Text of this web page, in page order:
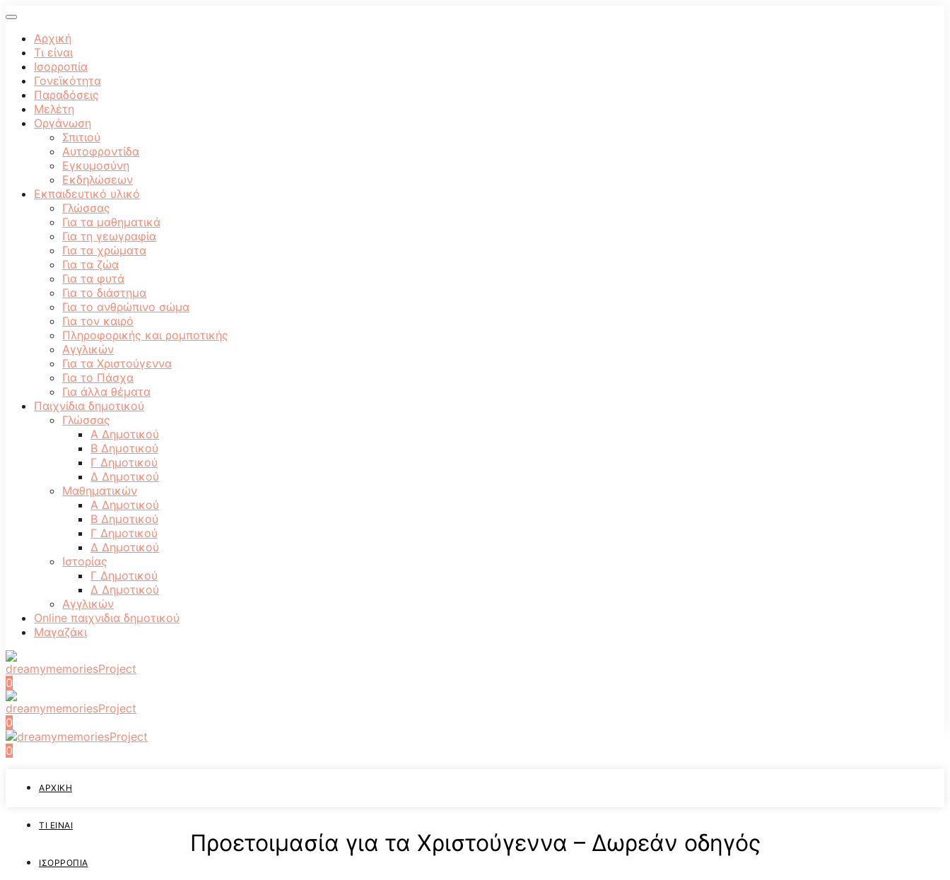
Αρχική
Τι είναι
Ισορροπία
Γονεϊκότητα
Παραδόσεις
Μελέτη
Οργάνωση
Σπιτιού
Αυτοφροντίδα
Εγκυμοσύνη
Εκδηλώσεων
Εκπαιδευτικό υλικό
Γλώσσας
Για τα μαθηματικά
Για τη γεωγραφία
Για τα χρώματα
Για τα ζώα
Για τα φυτά
Για το διάστημα
Για το ανθρώπινο σώμα
Για τον καιρό
Πληροφορικής και ρομποτικής
Αγγλικών
Για τα Χριστούγεννα
Για το Πάσχα
Για άλλα θέματα
Παιχνίδια δημοτικού
Γλώσσας
Α Δημοτικού
Β Δημοτικού
Γ Δημοτικού
Δ Δημοτικού
Μαθηματικών
Α Δημοτικού
Β Δημοτικού
Γ Δημοτικού
Δ Δημοτικού
Ιστορίας
Γ Δημοτικού
Δ Δημοτικού
Αγγλικών
Online παιχνιδια δημοτικού
Μαγαζάκι
0
0
0
ΑΡΧΙΚΉ
ΤΙ ΕΊΝΑΙ
ΙΣΟΡΡΟΠΊΑ
Προετοιμασία για τα Χριστούγεννα – Δωρεάν οδηγός